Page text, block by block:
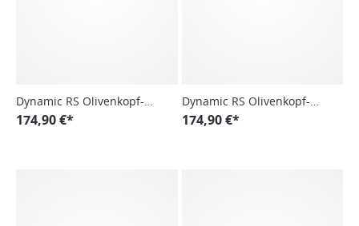
Dynamic RS Olivenkopf-
Unterlegtrense, doppelt
174,90 €*
Dynamic RS Olivenkopf-
Unterlegtrense, doppelt
174,90 €*